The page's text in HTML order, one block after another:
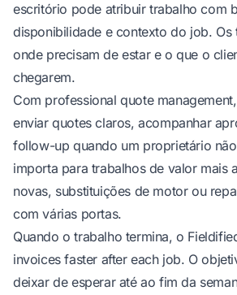
escritório pode atribuir trabalho com
disponibilidade e contexto do job. Os
onde precisam de estar e o que o
chegarem.
Com professional quote management
enviar quotes claros, acompanhar
follow-up quando um proprietário
importa para trabalhos de valor mais
novas, substituições de motor ou
com várias portas.
Quando o trabalho termina, o
invoices faster after each job. O
deixar de esperar até ao fim da